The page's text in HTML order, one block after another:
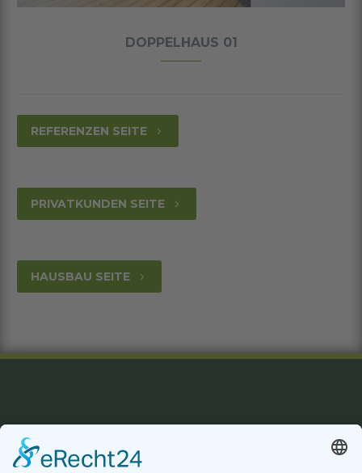
DOPPELHAUS 01
REFERENZEN SEITE 5
PRIVATKUNDEN SEITE 5
HAUSBAU SEITE 5
Datenschutzerklärung